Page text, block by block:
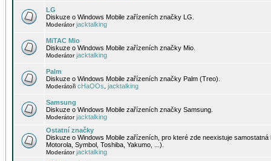
LG
Diskuze o Windows Mobile zařízeních značky LG.
Moderátorjacktalking
MiTAC Mio
Diskuze o Windows Mobile zařízeních značky Mio.
Moderátorjacktalking
Palm
Diskuze o Windows Mobile zařízeních značky Palm (Treo).
Moderátoři cHaOOs jacktalking
Samsung
Diskuze o Windows Mobile zařízeních značky Samsung.
Moderátorjacktalking
Ostatní značky
Diskuze o Windows Mobile zařízeních, pro které zde neexistuje
Motorola, Symbol, Toshiba, Yakumo, ...).
Moderátorjacktalking